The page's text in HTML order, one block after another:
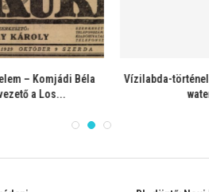
Vízilabda-történelem – A “montecarlói
katasztrófa”